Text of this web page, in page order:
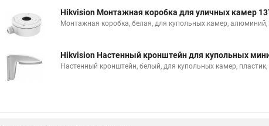
Hikvision Монтажная коробка для уличных камер
Монтажная коробка, белая, для купольных камер,
Hikvision Настенный кронштейн для купольных
Настенный кронштейн, белый, для купольных камер,